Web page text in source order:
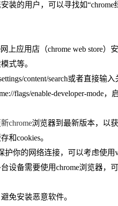
装的用户，可以寻找如
上应用店（chrome web store
式等。
content/search或者直接
flags/enable-developer-mode
chrome浏览器到最新版本，以
和cookies。
护你的网络连接，可以考虑使
设备需要使用chrome浏览器，
免安装恶意软件。